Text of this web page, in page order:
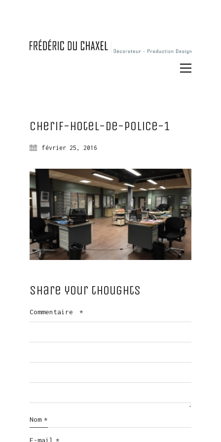
cherif-hotel-de-police-1
février 25, 2016
Share your thoughts
Commentaire *
Nom *
E-mail *